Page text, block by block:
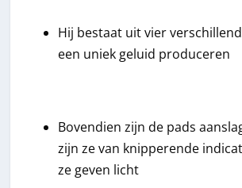
Hij bestaat uit vier
een uniek geluid produceren
Bovendien zijn de pads
zijn ze van knipperende
ze geven licht